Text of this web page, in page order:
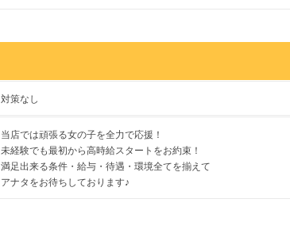
対策なし
当店では頑張る女の子を全力で応援！
未経験でも最初から高時給スタートをお約束！
満足出来る条件・給与・待遇・環境全てを揃えて
アナタをお待ちしております♪